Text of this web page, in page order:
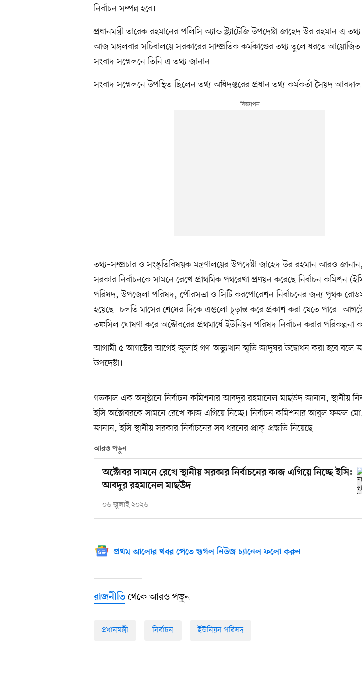
নির্বাচন সম্পন্ন হবে।
প্রধানমন্ত্রী তারেক রহমানের পলিসি অ্যান্ড স্ট্র্যাটেজি উপদেষ্টা জাহেদ উর রহমান এ
আজ মঙ্গলবার সচিবালয়ে সরকারের সাম্প্রতিক কর্মকাণ্ডের তথ্য তুলে ধরতে আয়োজিত
সংবাদ সম্মেলনে তিনি এ তথ্য জানান।
সংবাদ সম্মেলনে উপস্থিত ছিলেন তথ্য অধিদপ্তরের প্রধান তথ্য কর্মকর্তা সৈয়দ
তথ্য–সম্প্রচার ও সংস্কৃতিবিষয়ক মন্ত্রণালয়ের উপদেষ্টা জাহেদ উর রহমান আরও জানান,
সরকার নির্বাচনকে সামনে রেখে প্রাথমিক পথরেখা প্রণয়ন করেছে নির্বাচন কমিশন
পরিষদ, উপজেলা পরিষদ, পৌরসভা ও সিটি করপোরেশন নির্বাচনের জন্য পৃথক
হয়েছে। চলতি মাসের শেষের দিকে এগুলো চূড়ান্ত করে প্রকাশ করা যেতে পারে। আগস্টের
তফসিল ঘোষণা করে অক্টোবরের প্রথমার্ধে ইউনিয়ন পরিষদ নির্বাচন করার পরিকল্পনা
আগামী ৫ আগস্টের আগেই জুলাই গণ-অভ্যুত্থান স্মৃতি জাদুঘর উদ্বোধন করা হবে বলে
উপদেষ্টা।
গতকাল এক অনুষ্ঠানে নির্বাচন কমিশনার আবদুর রহমানেল মাছউদ জানান, স্থানীয়
ইসি অক্টোবরকে সামনে রেখে কাজ এগিয়ে নিচ্ছে। নির্বাচন কমিশনার আবুল ফজল মো.
জানান, ইসি স্থানীয় সরকার নির্বাচনের সব ধরনের প্রাক্-প্রস্তুতি নিয়েছে।
আরও পড়ুন
অক্টোবর সামনে রেখে স্থানীয় সরকার নির্বাচনের কাজ এগিয়ে নিচ্ছে ইসি:
আবদুর রহমানেল মাছউদ
০৬ জুলাই ২০২৬
প্রথম আলোর খবর পেতে গুগল নিউজ চ্যানেল ফলো করুন
রাজনীতি থেকে আরও পড়ুন
প্রধানমন্ত্রী নির্বাচন ইউনিয়ন পরিষদ